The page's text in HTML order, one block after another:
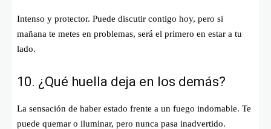
Intenso y protector. Puede discutir contigo hoy, pero si
mañana te metes en problemas, será el primero en estar a tu
lado.
10. ¿Qué huella deja en los demás?
La sensación de haber estado frente a un fuego indomable. Te
puede quemar o iluminar, pero nunca pasa inadvertido.